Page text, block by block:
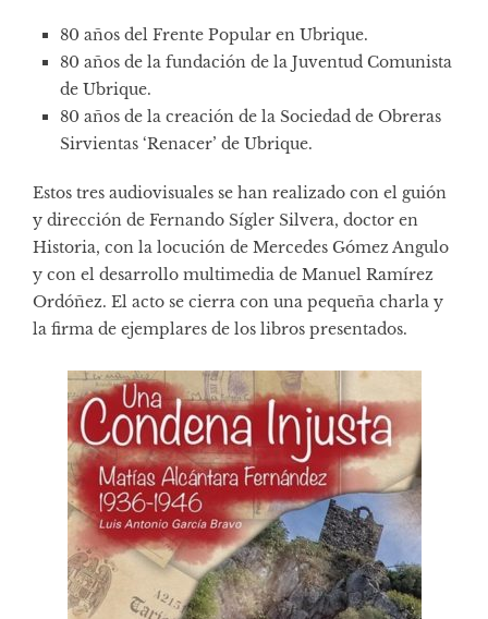
80 años del Frente Popular en Ubrique.
80 años de la fundación de la Juventud Comunista
de Ubrique.
80 años de la creación de la Sociedad de Obreras
Sirvientas ‘Renacer’ de Ubrique.
Estos tres audiovisuales se han realizado con el guión
y dirección de Fernando Sígler Silvera, doctor en
Historia, con la locución de Mercedes Gómez Angulo
y con el desarrollo multimedia de Manuel Ramírez
Ordóñez. El acto se cierra con una pequeña charla y
la firma de ejemplares de los libros presentados.